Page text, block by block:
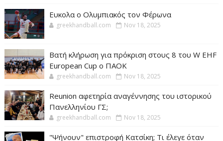
Ευκολα ο Ολυμπιακός τον Φέρωνα
greekhandball.com Nov 18, 2025
Βατή κλήρωση για πρόκριση στους 8 του W EHF
European Cup ο ΠΑΟΚ
greekhandball.com Nov 18, 2025
Reunion αφετηρία αναγέννησης του ιστορικού
Πανελληνίου ΓΣ;
greekhandball.com Nov 18, 2025
"Ψήνουν" επιστροφή Κατσίκη; Τι έλεγε όταν